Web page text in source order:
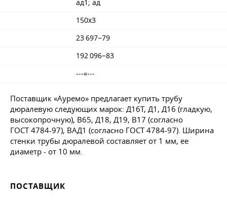
ад1; ад
150x3
23 697−79
192 096−83
---«---
Поставщик «Ауремо» предлагает купить трубу
дюралевую следующих марок: Д16Т, Д1, Д16 (гладкую,
высокопрочную), В65, Д18, Д19, В17 (согласно
ГОСТ 4784-97), ВАД1 (согласно ГОСТ 4784-97). Ширина
стенки трубы дюралевой составляет от 1 мм, ее
диаметр - от 10 мм.
ПОСТАВЩИК